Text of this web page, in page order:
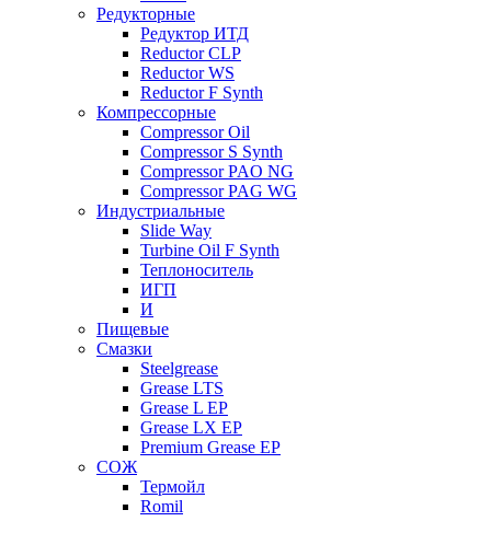
Редукторные
Редуктор ИТД
Reductor CLP
Reductor WS
Reductor F Synth
Компрессорные
Compressor Oil
Compressor S Synth
Compressor PAO NG
Compressor PAG WG
Индустриальные
Slide Way
Turbine Oil F Synth
Теплоноситель
ИГП
И
Пищевые
Смазки
Steelgrease
Grease LTS
Grease L EP
Grease LX EP
Premium Grease EP
СОЖ
Термойл
Romil